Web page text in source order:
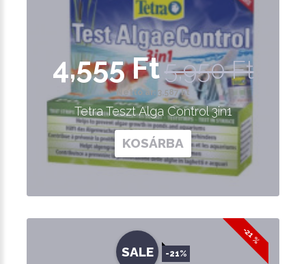
4,555 Ft5,950 Ft
Nettó ár: 3,587 Ft
Tetra Teszt Alga Control 3in1
KOSÁRBA
-21 %
SALE -21%